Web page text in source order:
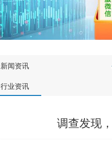
新闻资讯
行业资讯
调查发现